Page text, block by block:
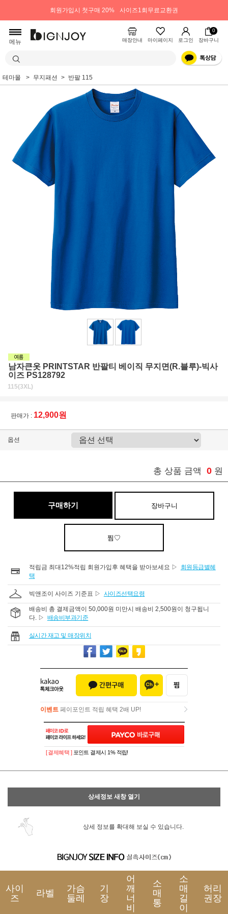
회원가입시 첫구매 20% 사이즈1회무료교환권
메뉴 매장안내 마이페이지 로그인
0
장바구니
테마몰 무지패션 반팔 115
남자큰옷 PRINTSTAR 반팔티 베이직 무지면(R.블루)-빅사
이즈 PS128792
115(3XL)
판매가 : 12,900원
옵션
총 상품 금액 0 원
구매하기 장바구니
찜♡
적립금 최대12%적립 회원가입후 혜택을 받아보세요 ▷
회원등급별혜
택
빅앤조이 사이즈 기준표 ▷ 사이즈선택요령
배송비 총 결제금액이 50,000원 미만시 배송비 2,500원이 청구됩니
다. ▷ 배송비부과기준
실시간 재고 및 매장위치
이벤트 페이포인트 적립 혜택 2배 UP!
이벤트페이포인트 적립 혜택 2배 UP!
[ 결제혜택 ] 포인트 결제시 1% 적립!
상세정보 새창 열기
상세 정보를 확대해 보실 수 있습니다.
사이
즈
라벨
가슴
둘레
기
장
어
깨
너
비
소
매
통
소
매
길
이
허리
권장